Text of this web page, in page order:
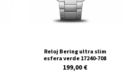
Reloj Bering ultra slim
esfera verde 17240-708
199,00 €